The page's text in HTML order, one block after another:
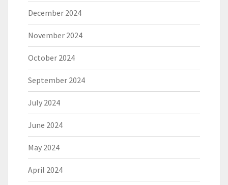
December 2024
November 2024
October 2024
September 2024
July 2024
June 2024
May 2024
April 2024